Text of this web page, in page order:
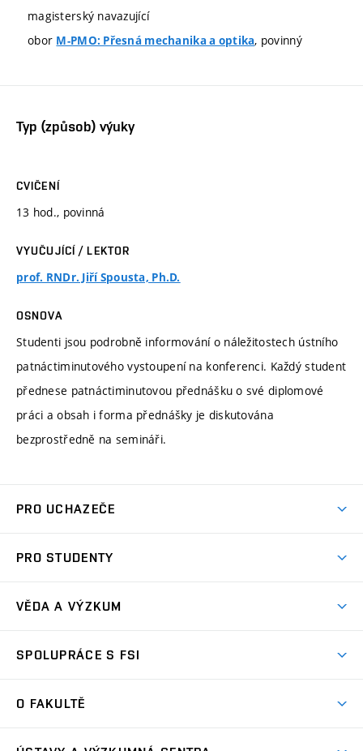
magisterský navazující
obor M-PMO: Přesná mechanika a optika, povinný
Typ (způsob) výuky
CVIČENÍ
13 hod., povinná
VYUČUJÍCÍ / LEKTOR
prof. RNDr. Jiří Spousta, Ph.D.
OSNOVA
Studenti jsou podrobně informování o náležitostech ústního
patnáctiminutového vystoupení na konferenci. Každý student
přednese patnáctiminutovou přednášku o své diplomové
práci a obsah i forma přednášky je diskutována
bezprostředně na semináři.
PRO UCHAZEČE
Ambasadoři studia
Zápisy
Mobilní aplikace
PRO STUDENTY
Studijní předpisy
Pro prváky
VĚDA A VÝZKUM
Oblasti výzkumu
SPOLUPRÁCE S FSI
Nejvýznamnější partneři
O FAKULTĚ